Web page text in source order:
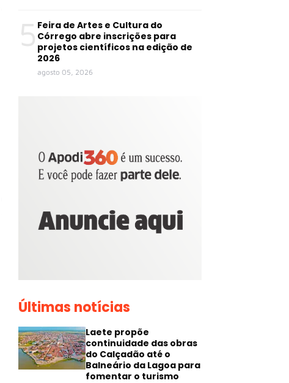
5 Feira de Artes e Cultura do
Córrego abre inscrições para
projetos científicos na edição de
2026
agosto 05, 2026
Últimas notícias
Laete propõe
continuidade das obras
do Calçadão até o
Balneário da Lagoa para
fomentar o turismo